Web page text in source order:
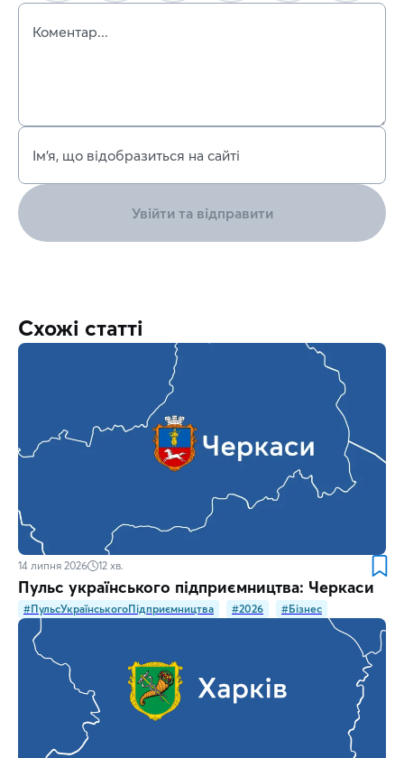
Коментар...
Ім’я, що відобразиться на сайті
Увійти та відправити
Схожі статті
14 липня 2026 12 хв.
Пульс українського підприємництва: Черкаси
#ПульсУкраїнськогоПідприємництва #2026 #Бізнес